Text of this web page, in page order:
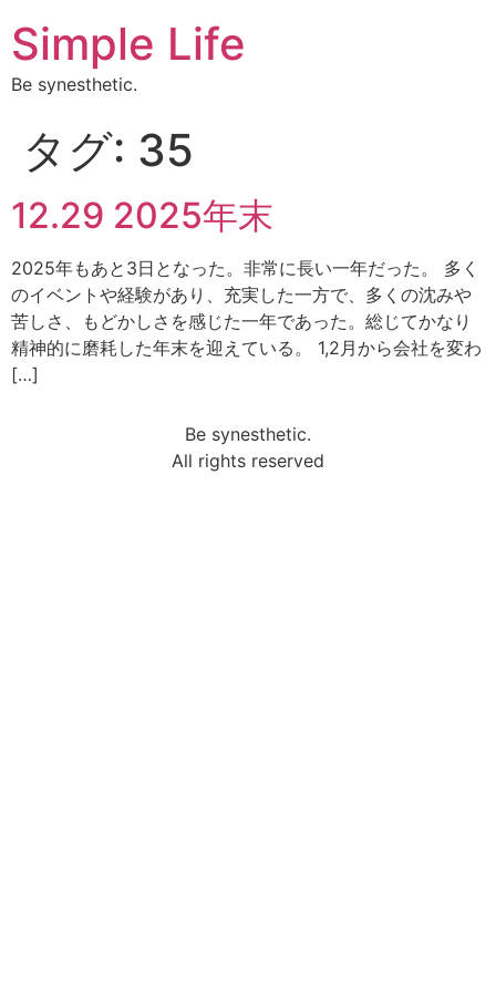
Simple Life
Be synesthetic.
タグ: 35
12.29 2025年末
2025年もあと3日となった。非常に長い一年だった。 多く
のイベントや経験があり、充実した一方で、多くの沈みや
苦しさ、もどかしさを感じた一年であった。総じてかなり
精神的に磨耗した年末を迎えている。 1,2月から会社を変わ
[…]
Be synesthetic.
All rights reserved